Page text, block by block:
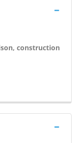
construction